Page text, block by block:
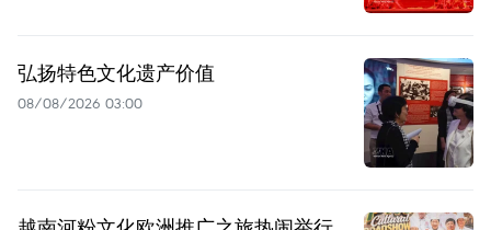
弘扬特色文化遗产价值
08/08/2026 03:00